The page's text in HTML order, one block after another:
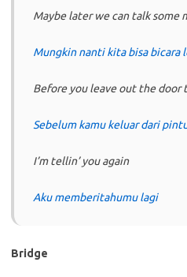
Maybe later we can talk some
Mungkin nanti kita bisa bicara
Before you leave out the door
Sebelum kamu keluar dari
I’m tellin’ you again
Aku memberitahumu lagi
Bridge